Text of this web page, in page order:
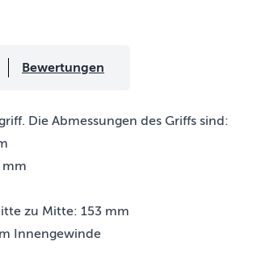
Bewertungen
Die Abmessungen des Griffs sind:
mm
zu Mitte: 153 mm
Innengewinde